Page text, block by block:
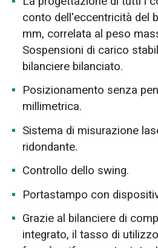
conto dell'eccentricità del
mm, correlata al peso
Sospensioni di carico
bilanciere bilanciato.
Posizionamento senza
millimetrica.
Sistema di misurazione
ridondante.
Controllo dello swing.
Portastampo con
Grazie al bilanciere di
integrato, il tasso di